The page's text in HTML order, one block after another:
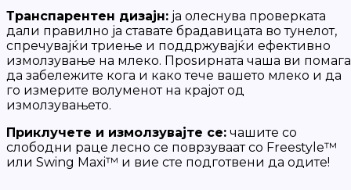
Транспарентен дизајн: ja олеснува проверката
дали правилно ја ставате брадавицата во тунелот,
спречувајќи триење и поддржувајќи ефективно
измолзување на млеко. Проѕирната чаша ви помага
да забележите кога и како тече вашето млеко и да
го измерите волуменот на крајот од
измолзувањето.
Приклучете и измолзувајте се: чашите со
слободни раце лесно се поврзуваат со Freestyle™
или Swing Maxi™ и вие сте подготвени да одите!